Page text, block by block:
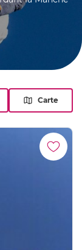
normande.
libre tout en
Accompagné
allie
région riche
Carte